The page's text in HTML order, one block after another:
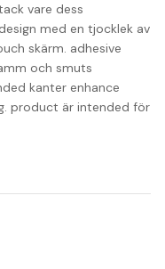
vare dess
med en tjocklek av
skärm. adhesive
och smuts
kanter enhance
product är intended för